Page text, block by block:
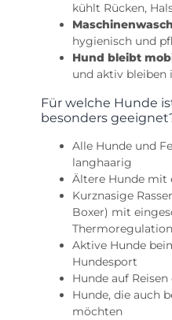
kühlt Rücken,
hygienisch und
Hund bleibt
und aktiv
Für welche Hunde
besonders
Alle Hunde und
langhaarig
Ältere Hunde mit
Kurznasige
Boxer) mit
Thermoregulation
Aktive Hunde
Hundesport
Hunde auf
Hunde, die auch
möchten